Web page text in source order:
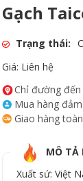
Gạch
Trạng thái:
Giá: Liên hệ
Chỉ đường
Mua hàng
Giao hàng
MÔ TẢ
Xuất sứ: Việt